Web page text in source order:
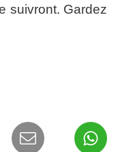
suivront. Gardez